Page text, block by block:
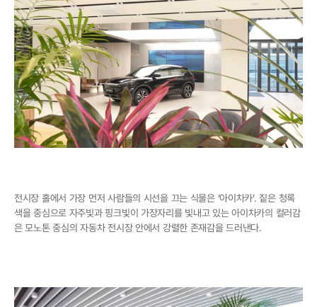
전시장 홀에서 가장 먼저 사람들의 시선을 끄는 식물은 ‘아이차카’. 짙은 청록
색을 중심으로 자주빛과 핑크빛이 가장자리를 빛내고 있는 아이차카의 컬러감
은 모노톤 중심의 자동차 전시장 안에서 강렬한 존재감을 드러낸다.